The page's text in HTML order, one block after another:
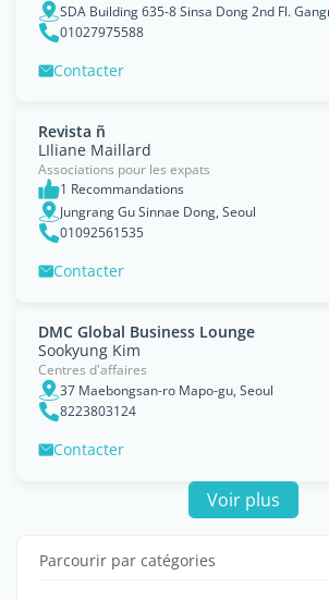
SDA Building 635-8 Sinsa Dong 2nd Fl.
01027975588
Contacter
Revista ñ
LIliane Maillard
Associations pour les expats
1 Recommandations
Jungrang Gu Sinnae Dong, Seoul
01092561535
Contacter
DMC Global Business Lounge
Sookyung Kim
Centres d'affaires
37 Maebongsan-ro Mapo-gu, Seoul
8223803124
Contacter
Voir plus
Parcourir par catégories